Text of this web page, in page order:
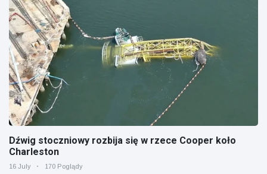
Dźwig stoczniowy rozbija się w rzece Cooper koło
Charleston
16 July 170 Poglądy